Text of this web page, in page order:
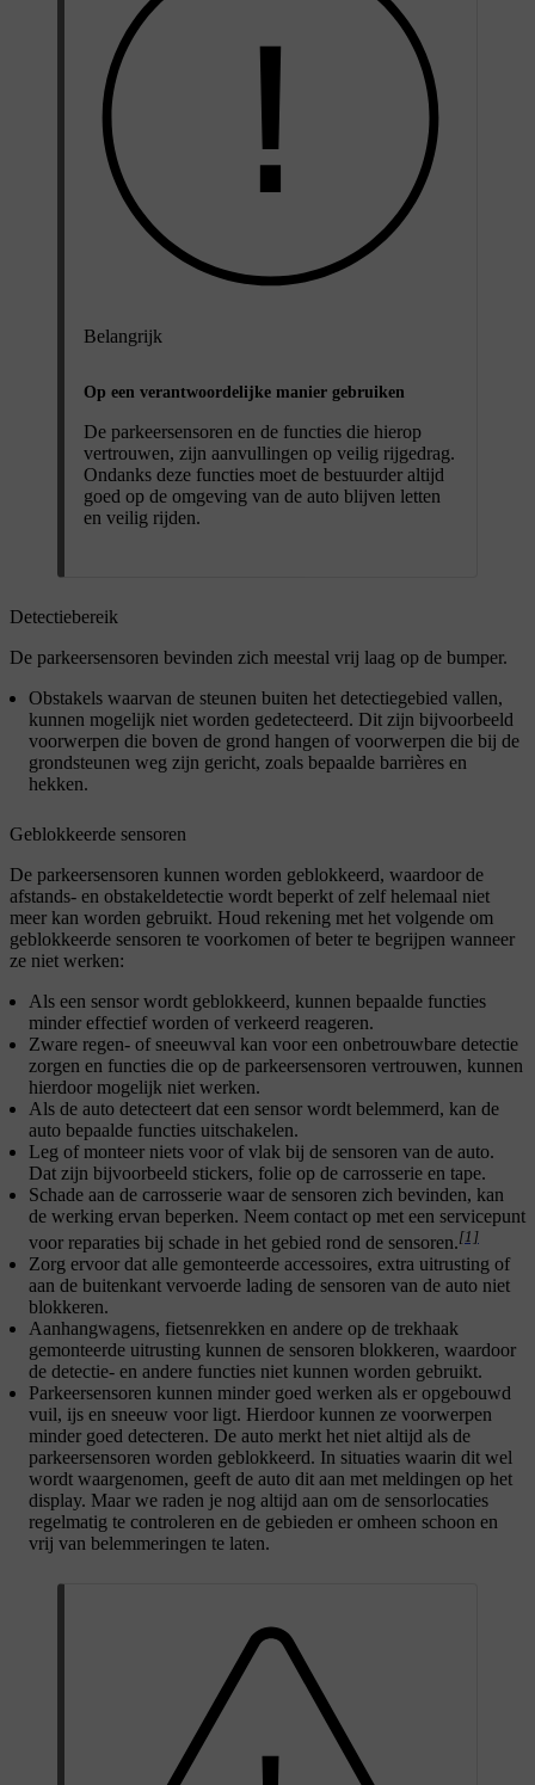
Belangrijk
Op een verantwoordelijke manier gebruiken
De parkeersensoren en de functies die hierop
vertrouwen, zijn aanvullingen op veilig rijgedrag.
Ondanks deze functies moet de bestuurder altijd
goed op de omgeving van de auto blijven letten
en veilig rijden.
Detectiebereik
De parkeersensoren bevinden zich meestal vrij laag op de bumper.
Obstakels waarvan de steunen buiten het detectiegebied vallen,
kunnen mogelijk niet worden gedetecteerd. Dit zijn bijvoorbeeld
voorwerpen die boven de grond hangen of voorwerpen die bij de
grondsteunen weg zijn gericht, zoals bepaalde barrières en
hekken.
Geblokkeerde sensoren
De parkeersensoren kunnen worden geblokkeerd, waardoor de
afstands- en obstakeldetectie wordt beperkt of zelf helemaal niet
meer kan worden gebruikt. Houd rekening met het volgende om
geblokkeerde sensoren te voorkomen of beter te begrijpen wanneer
ze niet werken:
Als een sensor wordt geblokkeerd, kunnen bepaalde functies
minder effectief worden of verkeerd reageren.
Zware regen- of sneeuwval kan voor een onbetrouwbare detectie
zorgen en functies die op de parkeersensoren vertrouwen, kunnen
hierdoor mogelijk niet werken.
Als de auto detecteert dat een sensor wordt belemmerd, kan de
auto bepaalde functies uitschakelen.
Leg of monteer niets voor of vlak bij de sensoren van de auto.
Dat zijn bijvoorbeeld stickers, folie op de carrosserie en tape.
Schade aan de carrosserie waar de sensoren zich bevinden, kan
de werking ervan beperken. Neem contact op met een servicepunt
voor reparaties bij schade in het gebied rond de sensoren.[1]
Zorg ervoor dat alle gemonteerde accessoires, extra uitrusting of
aan de buitenkant vervoerde lading de sensoren van de auto niet
blokkeren.
Aanhangwagens, fietsenrekken en andere op de trekhaak
gemonteerde uitrusting kunnen de sensoren blokkeren, waardoor
de detectie- en andere functies niet kunnen worden gebruikt.
Parkeersensoren kunnen minder goed werken als er opgebouwd
vuil, ijs en sneeuw voor ligt. Hierdoor kunnen ze voorwerpen
minder goed detecteren. De auto merkt het niet altijd als de
parkeersensoren worden geblokkeerd. In situaties waarin dit wel
wordt waargenomen, geeft de auto dit aan met meldingen op het
display. Maar we raden je nog altijd aan om de sensorlocaties
regelmatig te controleren en de gebieden er omheen schoon en
vrij van belemmeringen te laten.